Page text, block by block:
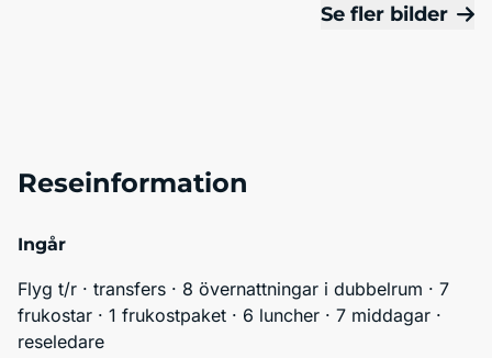
Se fler bilder
Reseinformation
Ingår
Flyg t/r · transfers · 8 övernattningar i dubbelrum · 7
frukostar · 1 frukostpaket · 6 luncher · 7 middagar ·
reseledare